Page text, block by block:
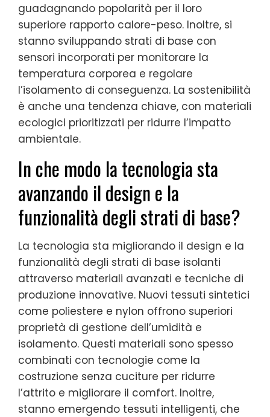
guadagnando popolarità per il loro
superiore rapporto calore-peso. Inoltre, si
stanno sviluppando strati di base con
sensori incorporati per monitorare la
temperatura corporea e regolare
l’isolamento di conseguenza. La sostenibilità
è anche una tendenza chiave, con materiali
ecologici prioritizzati per ridurre l’impatto
ambientale.
In che modo la tecnologia sta
avanzando il design e la
funzionalità degli strati di base?
La tecnologia sta migliorando il design e la
funzionalità degli strati di base isolanti
attraverso materiali avanzati e tecniche di
produzione innovative. Nuovi tessuti sintetici
come poliestere e nylon offrono superiori
proprietà di gestione dell’umidità e
isolamento. Questi materiali sono spesso
combinati con tecnologie come la
costruzione senza cuciture per ridurre
l’attrito e migliorare il comfort. Inoltre,
stanno emergendo tessuti intelligenti, che